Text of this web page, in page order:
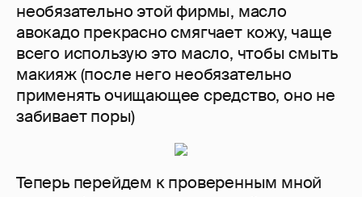
необязательно этой фирмы, масло
авокадо прекрасно смягчает кожу, чаще
всего использую это масло, чтобы смыть
макияж (после него необязательно
применять очищающее средство, оно не
забивает поры)
Теперь перейдем к проверенным мной